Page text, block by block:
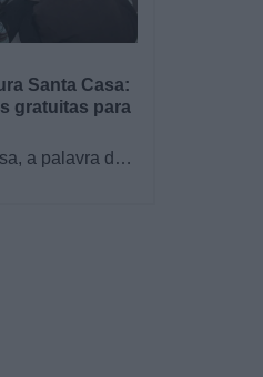
Santa Casa:
gratuitas para
a palavra de